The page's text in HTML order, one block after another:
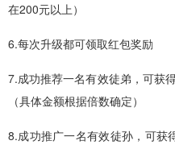
在200元以上）
6.每次升级都可领取红包奖励
7.成功推荐一名有效徒弟，可获
（具体金额根据倍数确定）
8.成功推广一名有效徒孙，可获